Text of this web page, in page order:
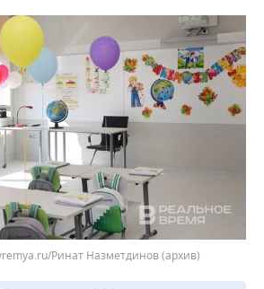
Ринат Назметдинов (архив)